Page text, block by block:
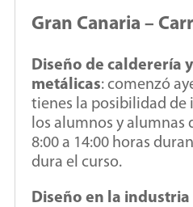
Gran Canaria –
Diseño de calderería
metálicas: comenzó
tienes la posibilidad de
los alumnos y alumnas
8:00 a 14:00 horas
dura el curso.
Diseño en la industria